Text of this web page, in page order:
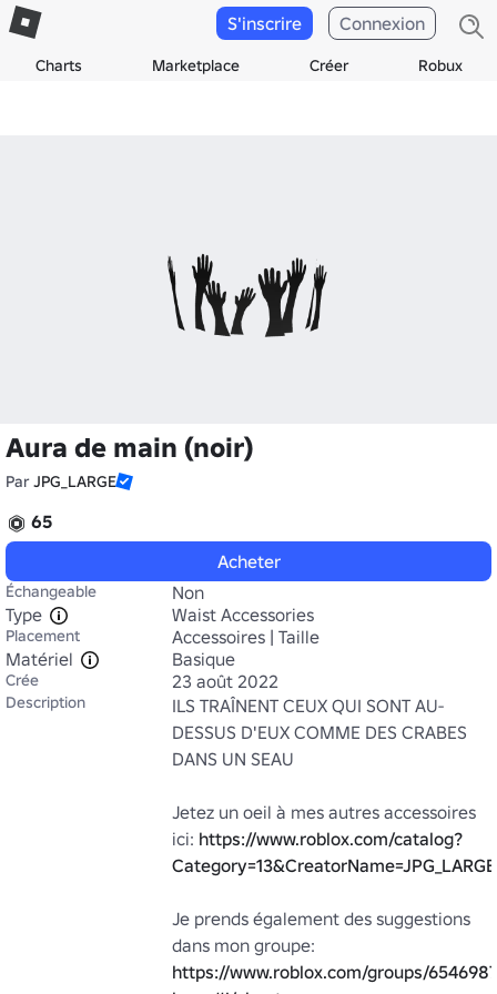
Charts Marketplace Créer Robux
S'inscrire Connexion
Aura de main (noir)
ParJPG_LARGE
65
Acheter
Échangeable
Non
Type
Waist Accessories
Placement
Accessoires | Taille
Matériel
Basique
Crée 23 août 2022
Description
ILS TRAÎNENT CEUX QUI SONT AU-
DESSUS D'EUX COMME DES CRABES
DANS UN SEAU
Jetez un oeil à mes autres accessoires
ici: https://www.roblox.com/catalog?
Category=13&CreatorName=JPG_LARGE
Je prends également des suggestions
https://www.roblox.com/groups/